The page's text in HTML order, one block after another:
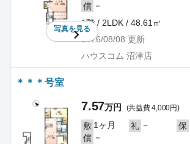
写真を見る
償 －
1階 / 2LDK / 48.61㎡
2026/08/08 更新
ハウスコム 沼津店
＊＊＊号室
7.57万円 (共益費 4,000円)
敷 1ヶ月 礼 － 保
償 －